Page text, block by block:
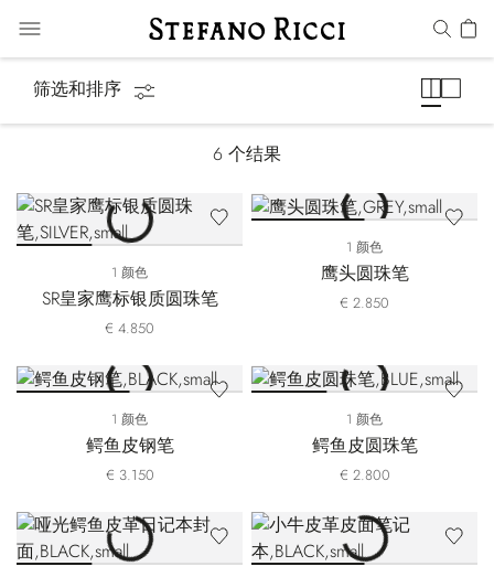
筛选和排序
6 个结果
1 颜色
SR皇家鹰标银质圆珠笔
€ 4.850
1 颜色
鹰头圆珠笔
€ 2.850
1 颜色
鳄鱼皮钢笔
€ 3.150
1 颜色
鳄鱼皮圆珠笔
€ 2.800